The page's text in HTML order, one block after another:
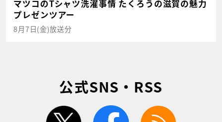
マツコのTシャツ洗濯事情 たくろうの滋賀の魅力
プレゼンツアー
8月7日(金)放送分
公式SNS・RSS
twitter facebook